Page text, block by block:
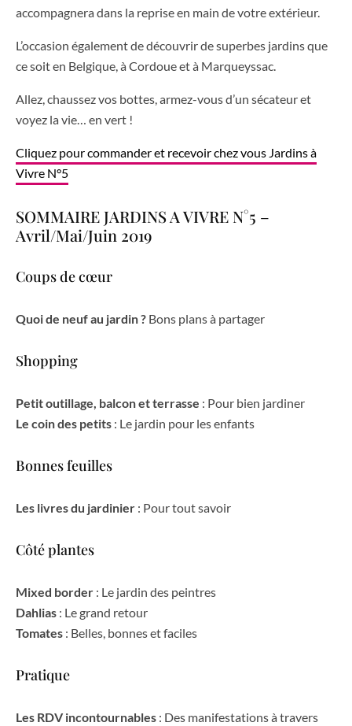
accompagnera dans la reprise en main de votre extérieur.
L’occasion également de découvrir de superbes jardins que
ce soit en Belgique, à Cordoue et à Marqueyssac.
Allez, chaussez vos bottes, armez-vous d’un sécateur et
voyez la vie… en vert !
Cliquez pour commander et recevoir chez vous Jardins à
Vivre N°5
SOMMAIRE JARDINS A VIVRE N°5 –
Avril/Mai/Juin 2019
Coups de cœur
Quoi de neuf au jardin ? Bons plans à partager
Shopping
Petit outillage, balcon et terrasse : Pour bien jardiner
Le coin des petits : Le jardin pour les enfants
Bonnes feuilles
Les livres du jardinier : Pour tout savoir
Côté plantes
Mixed border : Le jardin des peintres
Dahlias : Le grand retour
Tomates : Belles, bonnes et faciles
Pratique
Les RDV incontournables : Des manifestations à travers